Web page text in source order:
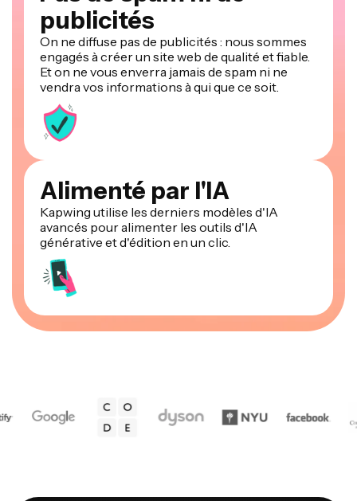
On ne diffuse pas de publicités : nous sommes
engagés à créer un site web de qualité et fiable.
Et on ne vous enverra jamais de spam ni ne
vendra vos informations à qui que ce soit.
Alimenté par l'IA
Kapwing utilise les derniers modèles d'IA
avancés pour alimenter les outils d'IA
générative et d'édition en un clic.